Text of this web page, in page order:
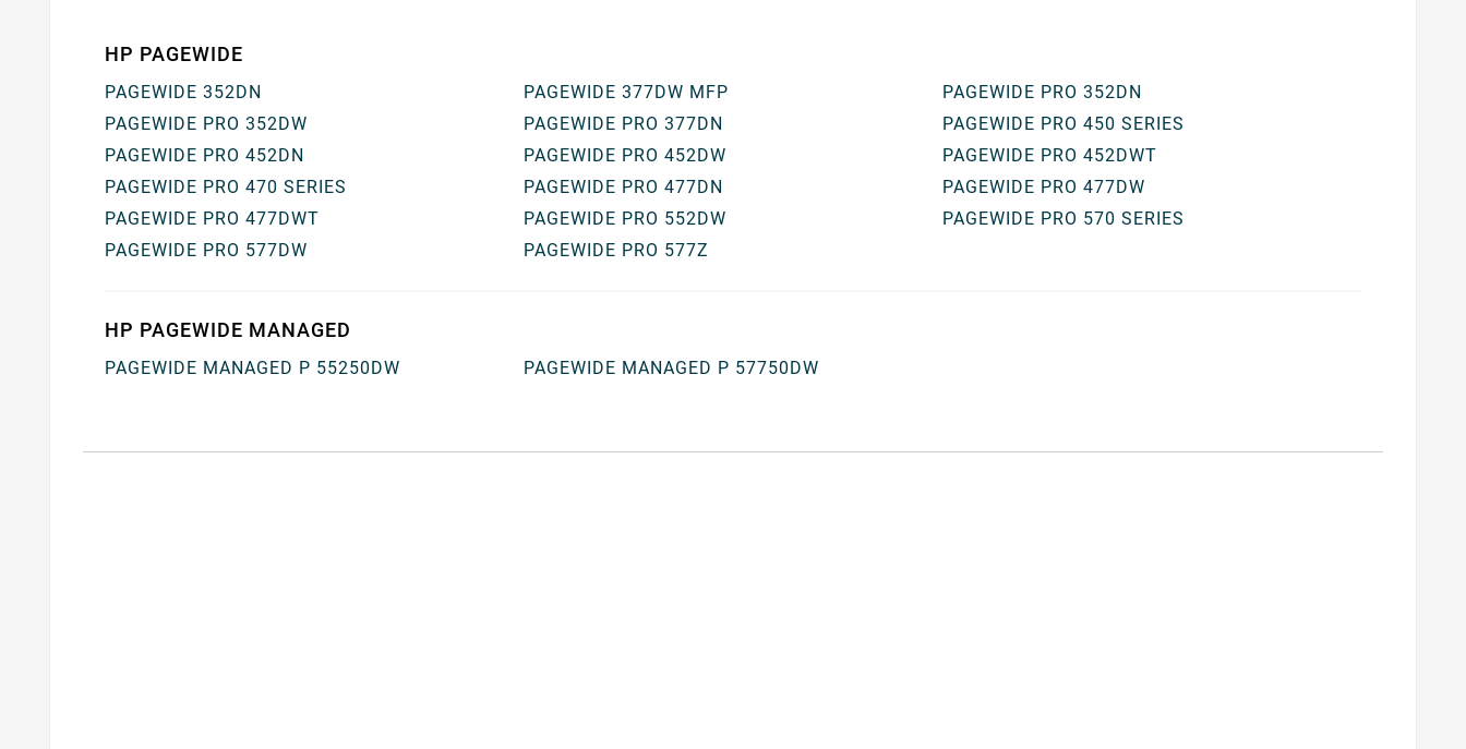
HP PAGEWIDE
PAGEWIDE 352DN PAGEWIDE 377DW MFP
PAGEWIDE PRO 352DN
PAGEWIDE PRO 352DW
PAGEWIDE PRO 377DN
PAGEWIDE PRO 450 SERIES
PAGEWIDE PRO 452DN
PAGEWIDE PRO 452DW
PAGEWIDE PRO 452DWT
PAGEWIDE PRO 470 SERIES
PAGEWIDE PRO 477DN
PAGEWIDE PRO 477DW
PAGEWIDE PRO 477DWT
PAGEWIDE PRO 552DW
PAGEWIDE PRO 570 SERIES
PAGEWIDE PRO 577DW
PAGEWIDE PRO 577Z
HP PAGEWIDE MANAGED
PAGEWIDE MANAGED P 55250DW PAGEWIDE MANAGED P 57750DW